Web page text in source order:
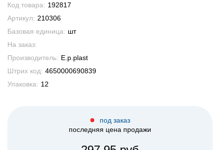
Код товара: 192817
Артикул: 210306
Базовая единица: шт
На заказ:
Производитель: E.p.plast
Штрих код: 4650000690839
Упаковка: 12
под заказ
последняя цена продажи